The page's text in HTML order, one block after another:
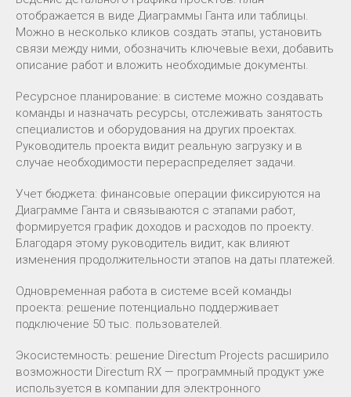
отображается в виде Диаграммы Ганта или таблицы.
Можно в несколько кликов создать этапы, установить
связи между ними, обозначить ключевые вехи, добавить
описание работ и вложить необходимые документы.
Ресурсное планирование: в системе можно создавать
команды и назначать ресурсы, отслеживать занятость
специалистов и оборудования на других проектах.
Руководитель проекта видит реальную загрузку и в
случае необходимости перераспределяет задачи.
Учет бюджета: финансовые операции фиксируются на
Диаграмме Ганта и связываются с этапами работ,
формируется график доходов и расходов по проекту.
Благодаря этому руководитель видит, как влияют
изменения продолжительности этапов на даты платежей.
Одновременная работа в системе всей команды
проекта: решение потенциально поддерживает
подключение 50 тыс. пользователей.
Экосистемность: решение Directum Projects расширило
возможности Directum RX — программный продукт уже
используется в компании для электронного